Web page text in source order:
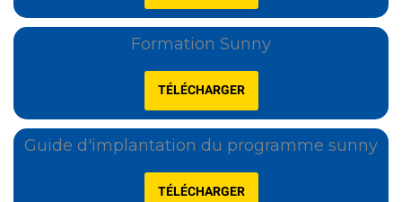
Formation Sunny
TÉLÉCHARGER
Guide d'implantation du programme sunny
TÉLÉCHARGER